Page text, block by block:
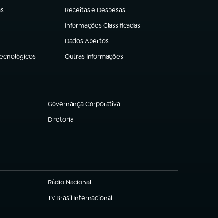
Receitas e Despesas
(abre em nova aba)
Informações Classificadas
(abre em nova aba)
Dados Abertos
(abre em nova aba)
Outras Informações
(abre em nova aba)
Governança Corporativa
(abre em nova aba)
Diretoria
(abre em nova aba)
Rádio Nacional
TV Brasil Internacional
(abre em nova aba)